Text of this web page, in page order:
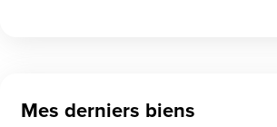
Mes derniers biens